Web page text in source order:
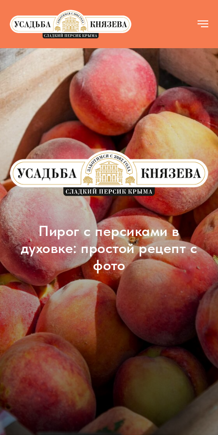
Пирог с персиками в
духовке: простой рецепт с
фото